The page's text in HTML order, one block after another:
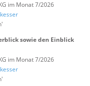
im Monat 7/2026
sowie den Einblick
im Monat 7/2026